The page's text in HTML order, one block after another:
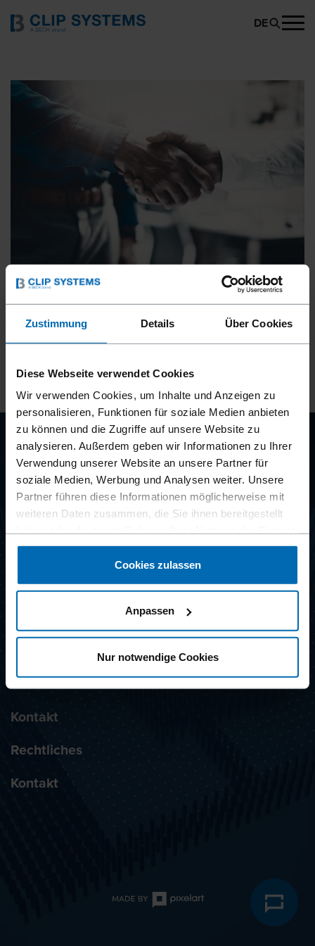
Zustimmung Details Über Cookies
Diese Webseite verwendet Cookies
Wir verwenden Cookies, um Inhalte und Anzeigen zu
personalisieren, Funktionen für soziale Medien anbieten
zu können und die Zugriffe auf unsere Website zu
analysieren. Außerdem geben wir Informationen zu Ihrer
Verwendung unserer Website an unsere Partner für
soziale Medien, Werbung und Analysen weiter. Unsere
Partner führen diese Informationen möglicherweise mit
weiteren Daten zusammen, die Sie ihnen bereitgestellt
gesammelt haben.
Cookies zulassen
Anpassen
Nur notwendige Cookies
DE
NEWSLETTER ANMELDUNG
Ihre Anmeldung war erfolgreich - Vielen Dank.
CLIP
SYSTEMS
NEWSLETTER ABONNIEREN
Service
Kontakt
Rechtliches
Kontakt